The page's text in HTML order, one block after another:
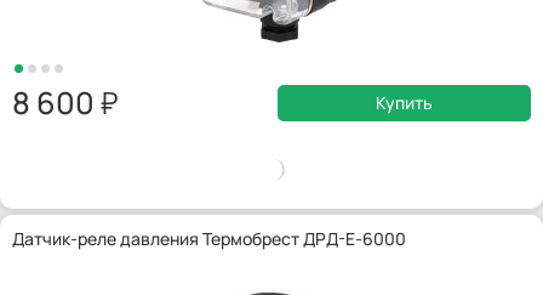
8 600 Купить
Датчик-реле давления Термобрест ДРД-Е-6000